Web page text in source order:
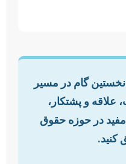
نخستین گام در مسیر
علاقه و پشتکار،
مفید در حوزه حقوق
کنید.